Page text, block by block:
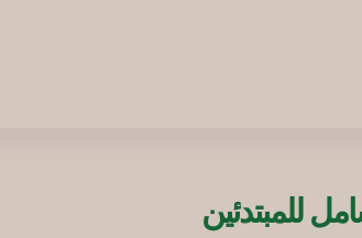
للمبتدئين